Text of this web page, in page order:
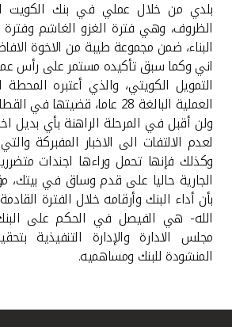
بلدي من خلال عملي في بنك الكويت
الظروف، وهي فترة الغزو الغاشم وفترة
البناء، ضمن مجموعة طيبة من الاخوة
اني وكما سبق تأكيده مستمر على رأس
التمويل الكويتي، والذي أعتبره
العملية البالغة 28 عاما،
ولن أقبل في المرحلة الراهنة بأي بديل
لعدم الالتفات الى الاخبار المفبركة
وكذلك فإنها تحمل وراءها اجندات
الجارية حاليا على قدم وساق في
بأن أداء البنك وأرقامه خلال الفترة
الله- هي الفيصل في الحكم على
مجلس الادارة والإدارة التنفيذية
المنشودة للبنك ومساهميه.